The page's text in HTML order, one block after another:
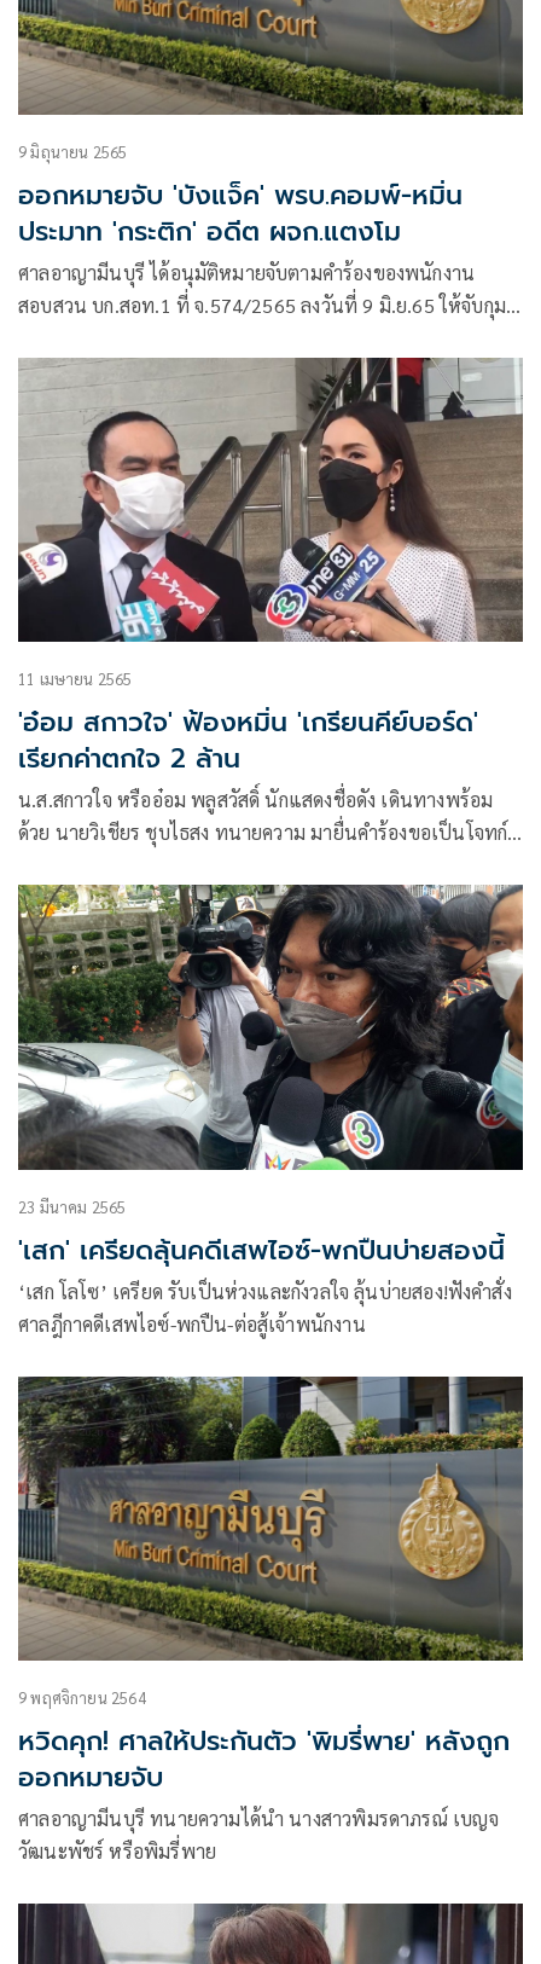
9 มิถุนายน 2565
ออกหมายจับ 'บังแจ็ค' พรบ.คอมพ์-หมิ่น
ประมาท 'กระติก' อดีต ผจก.แตงโม
ศาลอาญามีนบุรี ได้อนุมัติหมายจับตามคำร้องของพนักงาน
สอบสวน บก.สอท.1 ที่ จ.574/2565 ลงวันที่ 9 มิ.ย.65 ให้จับกุม
11 เมษายน 2565
'อ๋อม สกาวใจ' ฟ้องหมิ่น 'เกรียนคีย์บอร์ด'
เรียกค่าตกใจ 2 ล้าน
น.ส.สกาวใจ หรืออ๋อม พลูสวัสดิ์ นักแสดงชื่อดัง เดินทางพร้อม
ด้วย นายวิเชียร ชุบไธสง ทนายความ มายื่นคำร้องขอเป็นโจทก์
ความหมิ่นประมาททางสื่อออนไลน์
23 มีนาคม 2565
'เสก' เครียดลุ้นคดีเสพไอซ์-พกปืนบ่ายสองนี้
‘เสก โลโซ’ เครียด รับเป็นห่วงและกังวลใจ ลุ้นบ่ายสอง!ฟังคำสั่ง
ศาลฎีกาคดีเสพไอซ์-พกปืน-ต่อสู้เจ้าพนักงาน
9 พฤศจิกายน 2564
หวิดคุก! ศาลให้ประกันตัว 'พิมรี่พาย' หลังถูก
ออกหมายจับ
ศาลอาญามีนบุรี ทนายความได้นำ นางสาวพิมรดาภรณ์ เบญจ
วัฒนะพัชร์ หรือพิมรี่พาย